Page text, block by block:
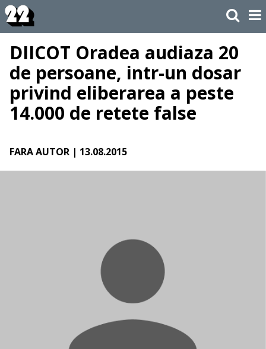
DIICOT Oradea audiaza 20
de persoane, intr-un dosar
privind eliberarea a peste
14.000 de retete false
FARA AUTOR | 13.08.2015